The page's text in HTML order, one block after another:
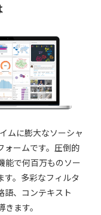
ムに膨大なソーシャ
ォームです。圧倒的
能で何百万ものソー
す。多彩なフィルタ
語、コンテキスト
ます。